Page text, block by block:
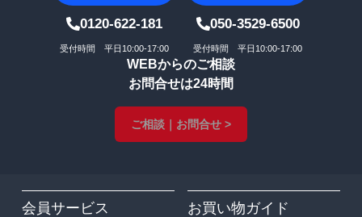
0120-622-181 050-3529-6500
受付時間 平日10:00-17:00 受付時間 平日10:00-17:00
WEBからのご相談
お問合せは24時間
ご相談｜お問合せ >
会員サービス お買い物ガイド